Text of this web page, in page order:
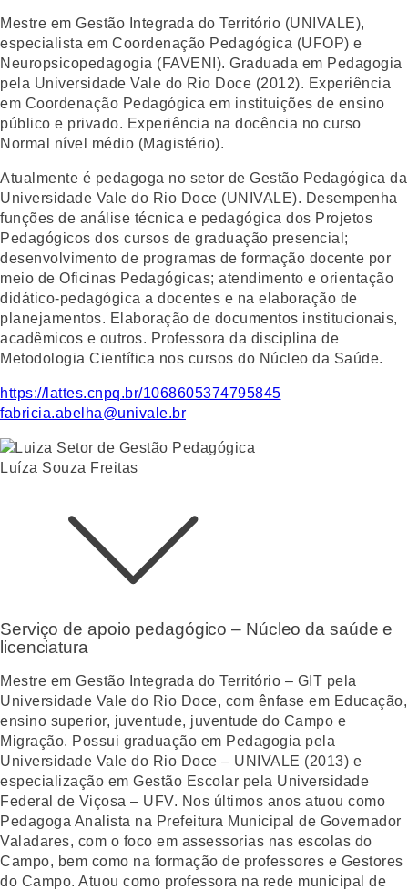
Mestre em Gestão Integrada do Território (UNIVALE),
especialista em Coordenação Pedagógica (UFOP) e
Neuropsicopedagogia (FAVENI). Graduada em Pedagogia
pela Universidade Vale do Rio Doce (2012). Experiência
em Coordenação Pedagógica em instituições de ensino
público e privado. Experiência na docência no curso
Normal nível médio (Magistério).
Atualmente é pedagoga no setor de Gestão Pedagógica da
Universidade Vale do Rio Doce (UNIVALE). Desempenha
funções de análise técnica e pedagógica dos Projetos
Pedagógicos dos cursos de graduação presencial;
desenvolvimento de programas de formação docente por
meio de Oficinas Pedagógicas; atendimento e orientação
didático-pedagógica a docentes e na elaboração de
planejamentos. Elaboração de documentos institucionais,
acadêmicos e outros. Professora da disciplina de
Metodologia Científica nos cursos do Núcleo da Saúde.
https://lattes.cnpq.br/1068605374795845
fabricia.abelha@univale.br
Luíza Souza Freitas
Serviço de apoio pedagógico – Núcleo da saúde e
licenciatura
Mestre em Gestão Integrada do Território – GIT pela
Universidade Vale do Rio Doce, com ênfase em Educação,
ensino superior, juventude, juventude do Campo e
Migração. Possui graduação em Pedagogia pela
Universidade Vale do Rio Doce – UNIVALE (2013) e
especialização em Gestão Escolar pela Universidade
Federal de Viçosa – UFV. Nos últimos anos atuou como
Pedagoga Analista na Prefeitura Municipal de Governador
Valadares, com o foco em assessorias nas escolas do
Campo, bem como na formação de professores e Gestores
do Campo. Atuou como professora na rede municipal de